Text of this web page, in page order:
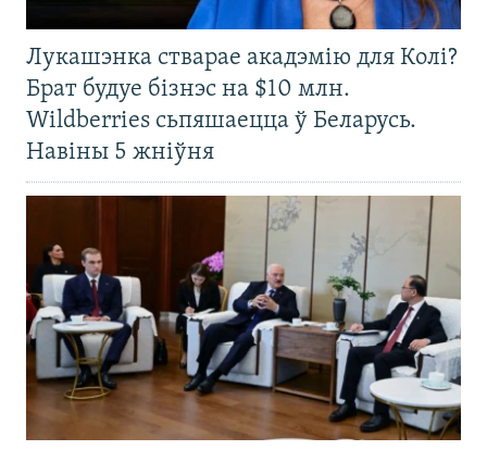
Лукашэнка стварае акадэмію для Колі?
Брат будуе бізнэс на $10 млн.
Wildberries сьпяшаецца ў Беларусь.
Навіны 5 жніўня